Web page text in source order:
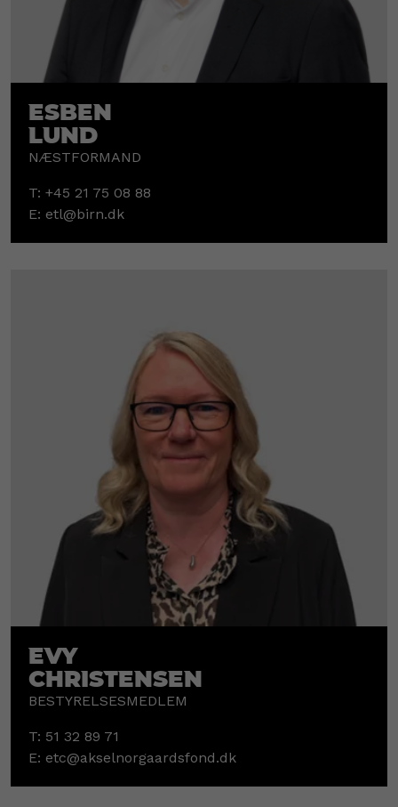
Esben
Lund
NÆSTFORMAND
T: +45 21 75 08 88
E: etl@birn.dk
Evy
Christensen
BESTYRELSESMEDLEM
T: 51 32 89 71
E: etc@akselnorgaardsfond.dk